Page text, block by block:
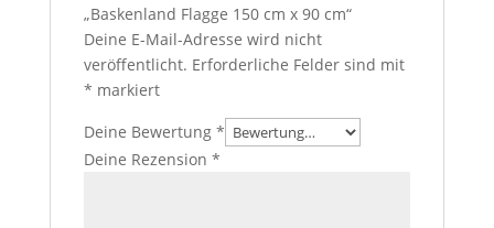
„Baskenland Flagge 150 cm x 90 cm“
Deine E-Mail-Adresse wird nicht
veröffentlicht. Erforderliche Felder sind mit
* markiert
Deine Bewertung *
Deine Rezension *